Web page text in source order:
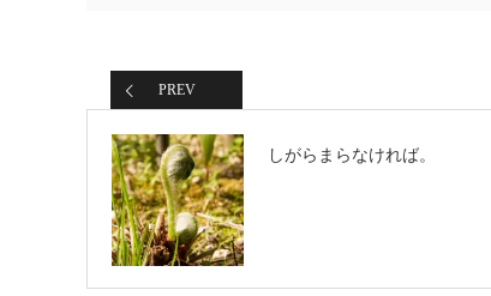
PREV
しがらまらなければ。